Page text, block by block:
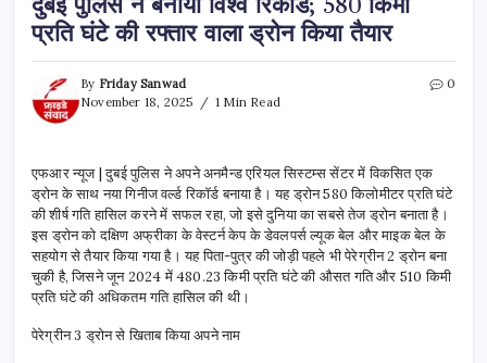
प्रति घंटे की रफ्तार वाला ड्रोन किया तैयार
By Friday Sanwad
November 18, 2025
1 Min Read
0
एफआर न्यूज | दुबई पुलिस ने अपने अनमैन्ड एरियल सिस्टम्स सेंटर में विकसित एक
ड्रोन के साथ नया गिनीज वर्ल्ड रिकॉर्ड बनाया है। यह ड्रोन 580 किलोमीटर प्रति घंटे
की शीर्ष गति हासिल करने में सफल रहा, जो इसे दुनिया का सबसे तेज ड्रोन बनाता है।
इस ड्रोन को दक्षिण अफ्रीका के वेस्टर्न केप के डेवलपर्स ल्यूक बेल और माइक बेल के
सहयोग से तैयार किया गया है। यह पिता-पुत्र की जोड़ी पहले भी पेरेग्रीन 2 ड्रोन बना
चुकी है, जिसने जून 2024 में 480.23 किमी प्रति घंटे की औसत गति और 510 किमी
प्रति घंटे की अधिकतम गति हासिल की थी।
पेरेग्रीन 3 ड्रोन से खिताब किया अपने नाम